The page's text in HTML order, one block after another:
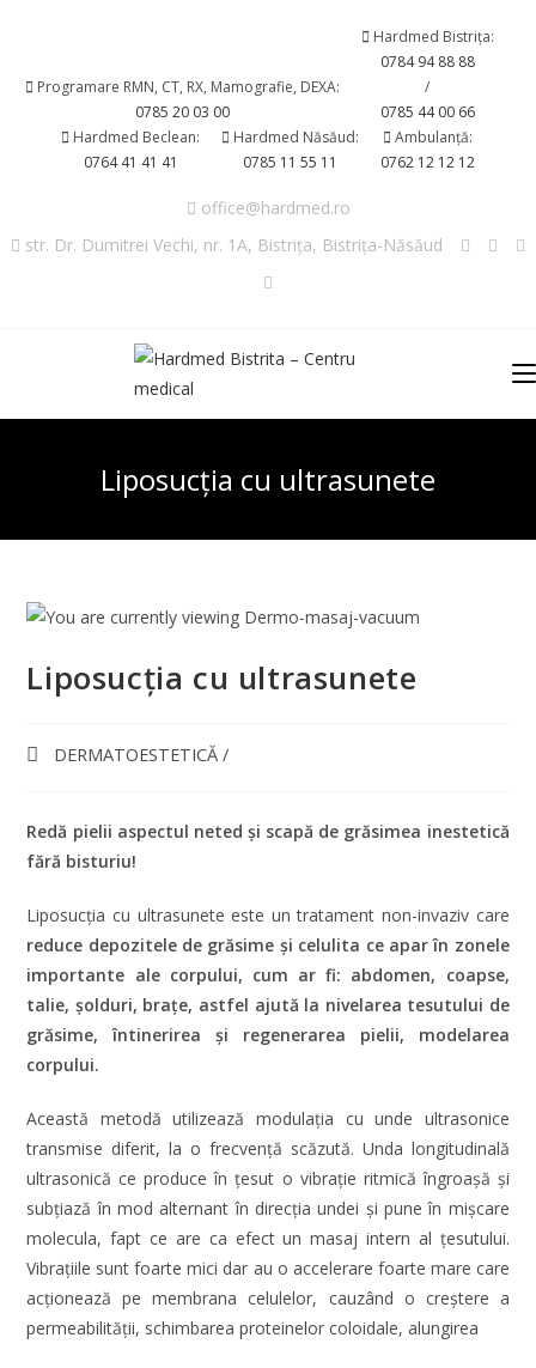
Programare RMN, CT, RX, Mamografie, DEXA:
0785 20 03 00
Hardmed Bistrița:
0784 94 88 88
/
0785 44 00 66
Hardmed Beclean:
0764 41 41 41
Hardmed Năsăud:
0785 11 55 11
Ambulanță:
0762 12 12 12
office@hardmed.ro
str. Dr. Dumitrei Vechi, nr. 1A, Bistrița, Bistrița-Năsăud
Liposucția cu ultrasunete
Liposucția cu ultrasunete
Categorie
DERMATOESTETICĂ /
Redă pielii aspectul neted și scapă de grăsimea inestetică
fără bisturiu!
Liposucția cu ultrasunete este un tratament non-invaziv care
reduce depozitele de grăsime și celulita ce apar în zonele
importante ale corpului, cum ar fi: abdomen, coapse,
talie, șolduri, brațe, astfel ajută la nivelarea tesutului de
grăsime, întinerirea şi regenerarea pielii, modelarea
corpului.
Această metodă utilizează modulația cu unde ultrasonice
transmise diferit, la o frecvență scăzută. Unda longitudinală
ultrasonică ce produce în țesut o vibrație ritmică îngroașă și
subțiază în mod alternant în direcția undei și pune în mișcare
molecula, fapt ce are ca efect un masaj intern al țesutului.
Vibrațiile sunt foarte mici dar au o accelerare foarte mare care
acționează pe membrana celulelor, cauzând o creștere a
permeabilității, schimbarea proteinelor coloidale, alungirea